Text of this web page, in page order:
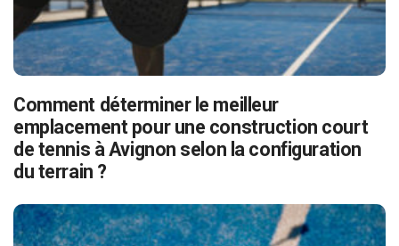
Comment déterminer le meilleur
emplacement pour une construction court
de tennis à Avignon selon la configuration
du terrain ?